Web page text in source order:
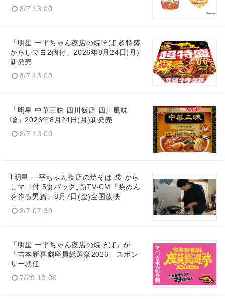
8/7 13:00
「明星 一平ちゃん夜店の焼そば 超特盛
からしマヨ2個付」2026年8月24日(月)
新発売
8/7 13:00
「明星 中華三昧 四川飯店 四川風味
噌」2026年8月24日(月)新発売
8/7 13:00
｢明星 一平ちゃん夜店の焼そば 袋 から
しマヨ付 5食パック｣新TV-CM『袋めん
を作る男篇』8月7日(金)全国放映
8/7 07:30
「明星 一平ちゃん夜店の焼そば」が
「吉本新喜劇座員総選挙2026」スポン
サー就任
7/29 13:00